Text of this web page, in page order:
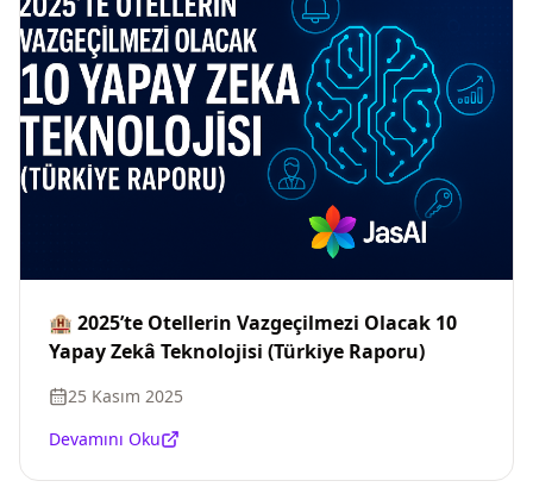
🏨 2025’te Otellerin Vazgeçilmezi Olacak 10
Yapay Zekâ Teknolojisi (Türkiye Raporu)
25 Kasım 2025
Devamını Oku